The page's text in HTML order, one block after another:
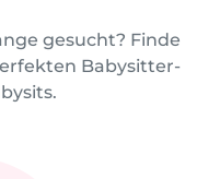
gesucht? Finde
Babysitter-